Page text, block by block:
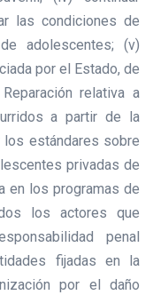
las condiciones de
adolescentes; (v)
por el Estado, de
relativa a
a partir de la
los estándares sobre
privadas de
en los programas de
los actores que
penal
fijadas en la
por el daño